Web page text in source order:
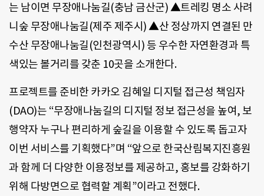
는 남이면 무장애나눔길(충남 금산군) ▲트레킹 명소 사려
니숲 무장애나눔길(제주 제주시) ▲산 정상까지 연결된 만
수산 무장애나눔길(인천광역시) 등 우수한 자연환경과 특
색있는 볼거리를 갖춘 10곳을 소개한다.
프로젝트를 준비한 카카오 김혜일 디지털 접근성 책임자
(DAO)는 “무장애나눔길의 디지털 정보 접근성을 높여, 보
행약자 누구나 편리하게 숲길을 이용할 수 있도록 돕고자
이번 서비스를 기획했다”며 “앞으로 한국산림복지진흥원
과 함께 더 다양한 이용정보를 제공하고, 홍보를 강화하기
위해 다방면으로 협력할 계획”이라고 전했다.